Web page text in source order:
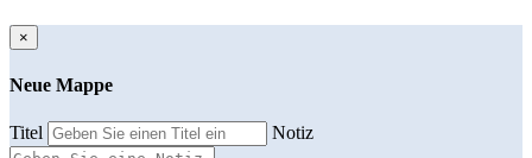
×
Neue Mappe
Titel Notiz